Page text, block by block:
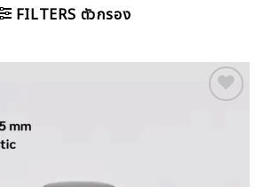
FILTERS ตัวกรอง